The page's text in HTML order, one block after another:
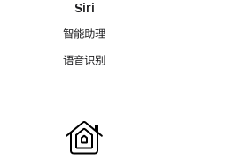
Siri
智能助理
语音识别